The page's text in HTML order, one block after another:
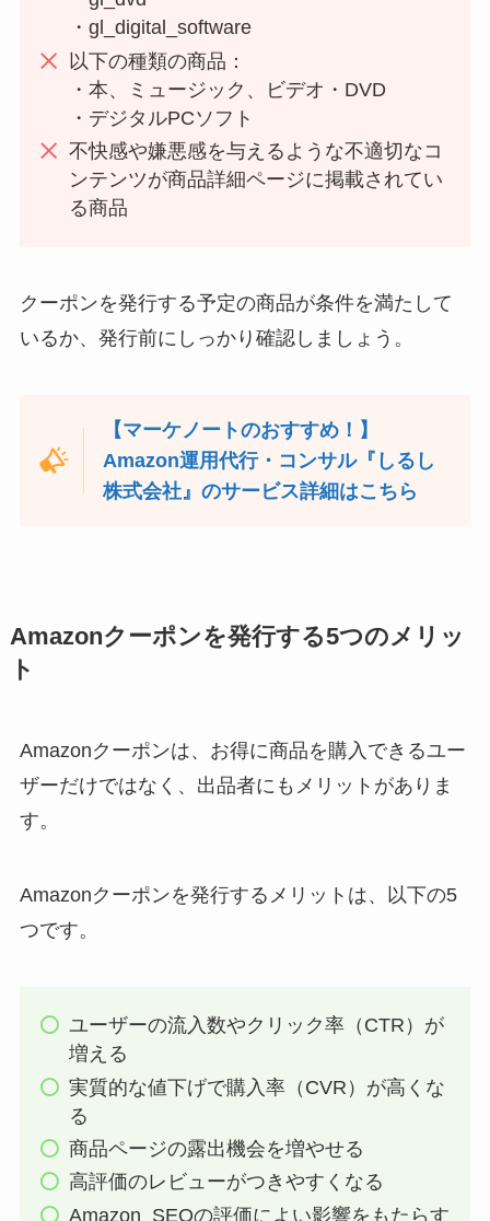
・gl_digital_software
以下の種類の商品：
・本、ミュージック、ビデオ・DVD
・デジタルPCソフト
不快感や嫌悪感を与えるような不適切なコ
ンテンツが商品詳細ページに掲載されてい
る商品
クーポンを発行する予定の商品が条件を満たして
いるか、発行前にしっかり確認しましょう。
【マーケノートのおすすめ！】
Amazon運用代行・コンサル『しるし
株式会社』のサービス詳細はこちら
Amazonクーポンを発行する5つのメリッ
ト
Amazonクーポンは、お得に商品を購入できるユー
ザーだけではなく、出品者にもメリットがありま
す。
Amazonクーポンを発行するメリットは、以下の5
つです。
ユーザーの流入数やクリック率（CTR）が
増える
実質的な値下げで購入率（CVR）が高くな
る
商品ページの露出機会を増やせる
高評価のレビューがつきやすくなる
Amazon SEOの評価によい影響をもたらす